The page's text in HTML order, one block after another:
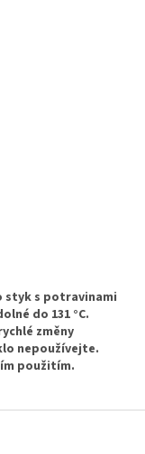
styk s potravinami
do 131 °C.
změny
nepoužívejte.
použitím.